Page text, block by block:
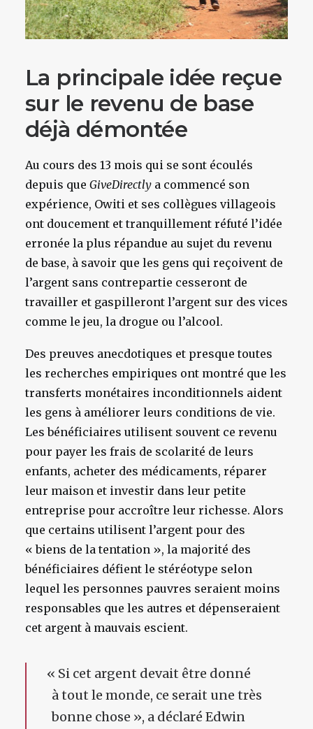
La principale idée reçue
sur le revenu de base
déjà démontée
Au cours des 13 mois qui se sont écoulés
depuis que GiveDirectly a commencé son
expérience, Owiti et ses collègues villageois
ont doucement et tranquillement réfuté l’idée
erronée la plus répandue au sujet du revenu
de base, à savoir que les gens qui reçoivent de
l’argent sans contrepartie cesseront de
travailler et gaspilleront l’argent sur des vices
comme le jeu, la drogue ou l’alcool.
Des preuves anecdotiques et presque toutes
les recherches empiriques ont montré que les
transferts monétaires inconditionnels aident
les gens à améliorer leurs conditions de vie.
Les bénéficiaires utilisent souvent ce revenu
pour payer les frais de scolarité de leurs
enfants, acheter des médicaments, réparer
leur maison et investir dans leur petite
entreprise pour accroître leur richesse. Alors
que certains utilisent l’argent pour des
« biens de la tentation », la majorité des
bénéficiaires défient le stéréotype selon
lequel les personnes pauvres seraient moins
responsables que les autres et dépenseraient
cet argent à mauvais escient.
« Si cet argent devait être donné
à tout le monde, ce serait une très
bonne chose », a déclaré Edwin